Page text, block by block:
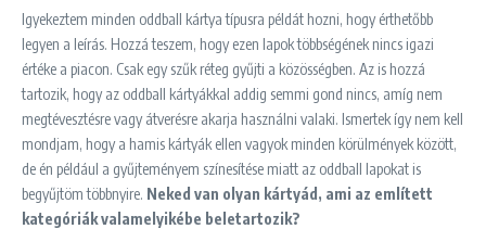
Igyekeztem minden oddball kártya típusra példát hozni, hogy érthetőbb
legyen a leírás. Hozzá teszem, hogy ezen lapok többségének nincs igazi
értéke a piacon. Csak egy szűk réteg gyűjti a közösségben. Az is hozzá
tartozik, hogy az oddball kártyákkal addig semmi gond nincs, amíg nem
megtévesztésre vagy átverésre akarja használni valaki. Ismertek így nem kell
mondjam, hogy a hamis kártyák ellen vagyok minden körülmények között,
de én például a gyűjteményem színesítése miatt az oddball lapokat is
begyűjtöm többnyire. Neked van olyan kártyád, ami az említett
kategóriák valamelyikébe beletartozik?